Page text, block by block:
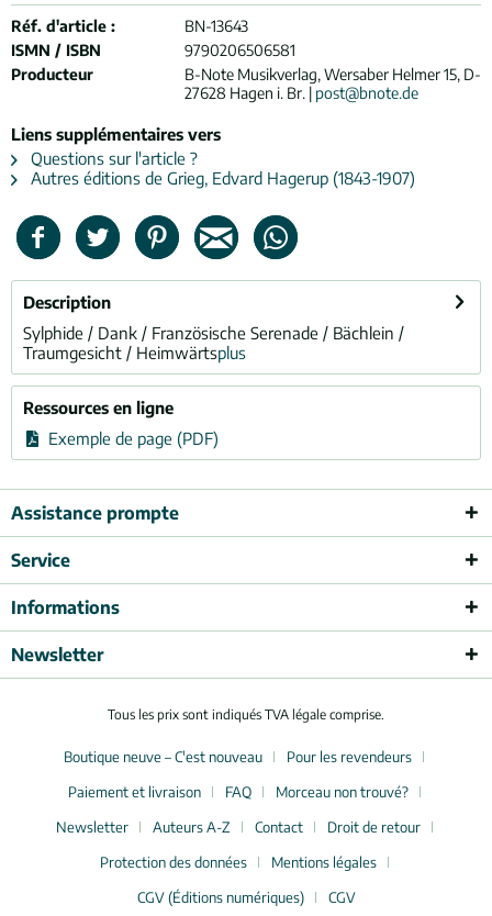
Réf. d'article :
BN-13643
ISMN / ISBN
9790206506581
Producteur
B-Note Musikverlag, Wersaber Helmer 15, D-
27628 Hagen i. Br. | post@bnote.de
Liens supplémentaires vers
Questions sur l'article ?
Autres éditions de Grieg, Edvard Hagerup (1843-1907)
Description
Sylphide / Dank / Französische Serenade / Bächlein /
Traumgesicht / Heimwärtsplus
Ressources en ligne
Exemple de page (PDF)
Assistance prompte
Service
Informations
Newsletter
Tous les prix sont indiqués TVA légale comprise.
Boutique neuve – C'est nouveau
Pour les revendeurs
Paiement et livraison
FAQ
Morceau non trouvé?
Newsletter
Auteurs A-Z Contact
Droit de retour
Protection des données
Mentions légales
CGV (Éditions numériques)
CGV